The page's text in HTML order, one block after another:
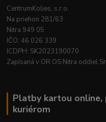
CentrumKolies, s.r.o.
Na priehon 281/63
Nitra 949 05
IČO: 46 026 339
ICDPH: SK2023190070
Zapísaná v OR OS Nitra oddiel
Platby kartou online,
kuriérom